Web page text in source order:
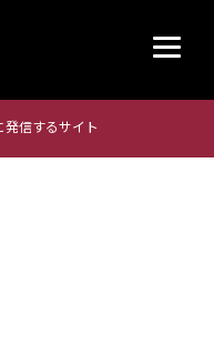
信するサイト